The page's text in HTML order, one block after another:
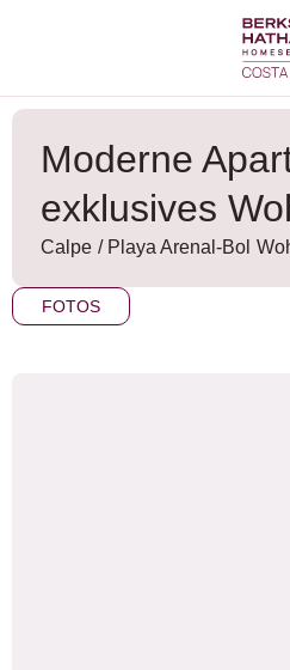
Moderne
exklusives
Calpe / Playa Arenal-Bol
FOTOS